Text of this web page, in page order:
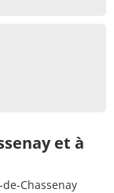
et à
Chassenay